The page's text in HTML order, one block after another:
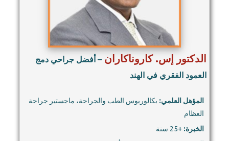
الدكتور إس. كاروناكاران – أفضل جراحي دمج
العمود الفقري في الهند
المؤهل العلمي: بكالوريوس الطب والجراحة، ماجستير جراحة
العظام
الخبرة: +25 سنة